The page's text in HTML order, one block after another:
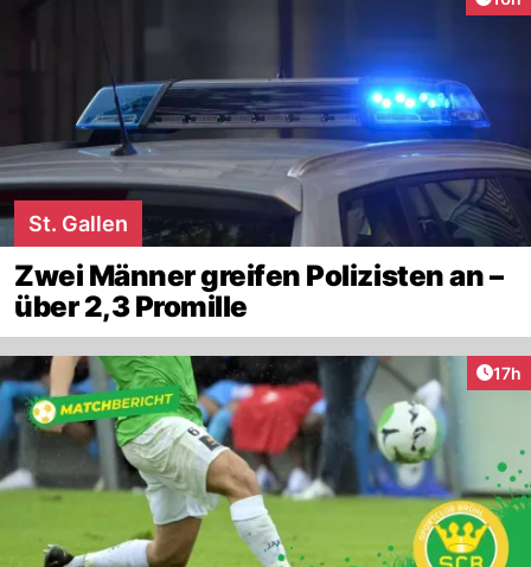
St. Gallen
Zwei Männer greifen Polizisten an –
über 2,3 Promille
17h